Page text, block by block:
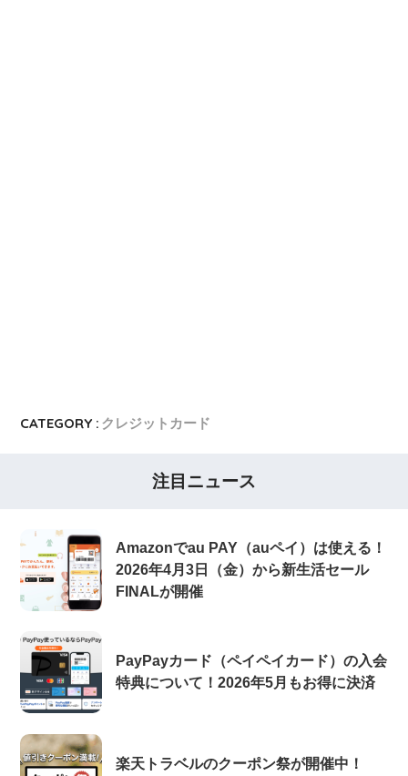
CATEGORY : クレジットカード
注目ニュース
Amazonでau PAY（auペイ）は使える！
2026年4月3日（金）から新生活セール
FINALが開催
PayPayカード（ペイペイカード）の入会
特典について！2026年5月もお得に決済
楽天トラベルのクーポン祭が開催中！